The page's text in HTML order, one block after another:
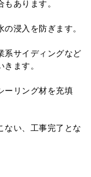
あります。
浸入を防ぎます。
系サイディングなど
ます。
ーリング材を充填
ない、工事完了とな